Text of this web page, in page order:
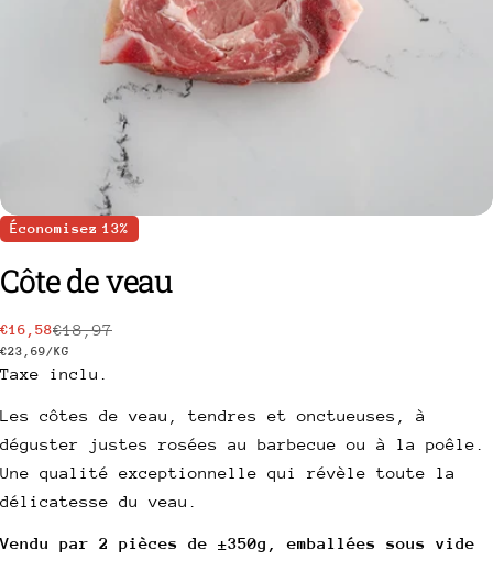
Économisez 13%
Côte de veau
Prix
de
€16,58
Prix
habituel
€18,97
PRIX
UNITAIRE
€23,69/PAR
KG
Taxe inclu.
Les côtes de veau, tendres et onctueuses, à
déguster justes rosées au barbecue ou à la poêle.
Une qualité exceptionnelle qui révèle toute la
délicatesse du veau.
Vendu par 2 pièces de ±350g, emballées sous vide
Partager ce produit
nom
Votre
email
Votre
téléphone
Votre